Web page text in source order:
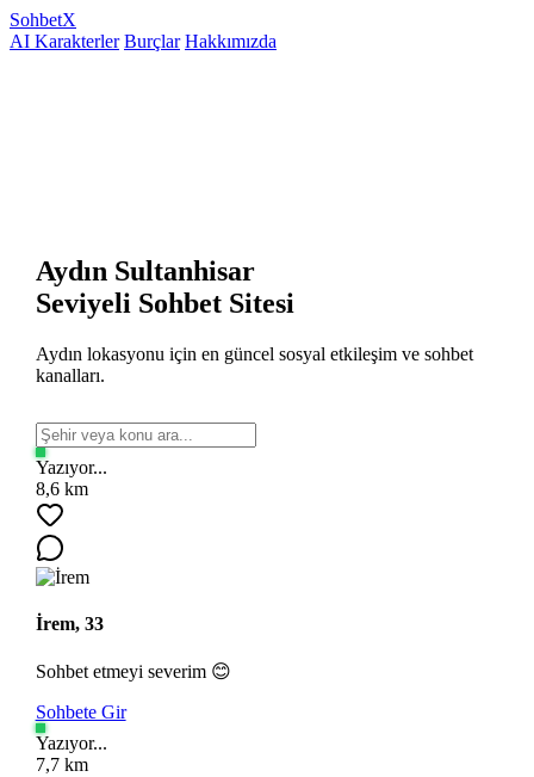
SohbetX
AI Karakterler Burçlar Hakkımızda
Aydın Sultanhisar
Seviyeli Sohbet Sitesi
Aydın lokasyonu için en güncel sosyal etkileşim ve sohbet
kanalları.
Yazıyor...
8,6 km
İrem, 33
Sohbet etmeyi severim 😊
Sohbete Gir
Yazıyor...
7,7 km